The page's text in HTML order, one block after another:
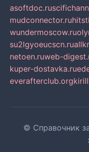
asoftdoc.ru
mudconnector.ru
wundermoscow.ru
su2lgyoeucscn.ru
netoen.ruweb-
kuper-dostavka.ru
everafterclub.org
© Справочник